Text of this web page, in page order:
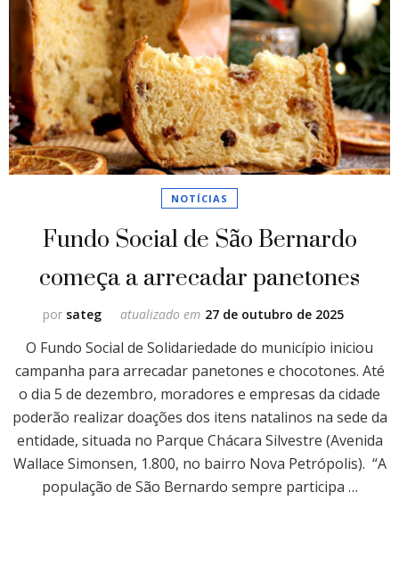
NOTÍCIAS
Fundo Social de São Bernardo
começa a arrecadar panetones
por sateg atualizado em 27 de outubro de 2025
O Fundo Social de Solidariedade do município iniciou
campanha para arrecadar panetones e chocotones. Até
o dia 5 de dezembro, moradores e empresas da cidade
poderão realizar doações dos itens natalinos na sede da
entidade, situada no Parque Chácara Silvestre (Avenida
Wallace Simonsen, 1.800, no bairro Nova Petrópolis). “A
população de São Bernardo sempre participa …